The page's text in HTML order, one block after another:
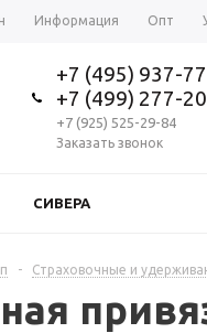
Информация Опт
+7 (495) 937-
+7 (499) 277-
+7 (925) 525-29-84
Заказать звонок
СИВЕРА
- Страховочные и